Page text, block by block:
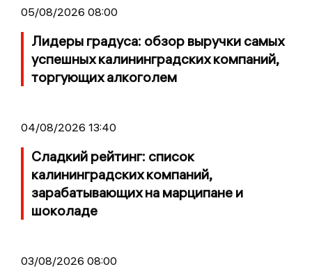
05/08/2026 08:00
Лидеры градуса: обзор выручки самых
успешных калининградских компаний,
торгующих алкоголем
04/08/2026 13:40
Сладкий рейтинг: список
калининградских компаний,
зарабатывающих на марципане и
шоколаде
03/08/2026 08:00